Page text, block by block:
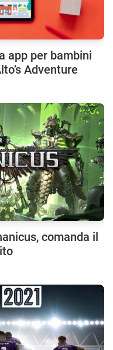
app per bambini
Adventure
comanda il